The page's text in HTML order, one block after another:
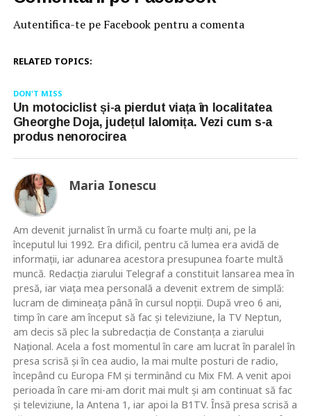
Autentifica-te pe Facebook pentru a comenta
RELATED TOPICS:
DON'T MISS
Un motociclist și-a pierdut viața în localitatea
Gheorghe Doja, județul Ialomița. Vezi cum s-a
produs nenorocirea
Maria Ionescu
Am devenit jurnalist în urmă cu foarte mulţi ani, pe la
începutul lui 1992. Era dificil, pentru că lumea era avidă de
informaţii, iar adunarea acestora presupunea foarte multă
muncă. Redacţia ziarului Telegraf a constituit lansarea mea în
presă, iar viaţa mea personală a devenit extrem de simplă:
lucram de dimineaţa până în cursul nopţii. După vreo 6 ani,
timp în care am început să fac şi televiziune, la TV Neptun,
am decis să plec la subredacţia de Constanţa a ziarului
Naţional. Acela a fost momentul în care am lucrat în paralel în
presa scrisă şi în cea audio, la mai multe posturi de radio,
începând cu Europa FM şi terminând cu Mix FM. A venit apoi
perioada în care mi-am dorit mai mult şi am continuat să fac
şi televiziune, la Antena 1, iar apoi la B1TV. Însă presa scrisă a